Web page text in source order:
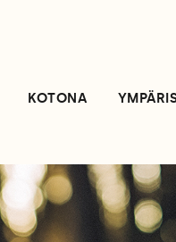
KOTONA